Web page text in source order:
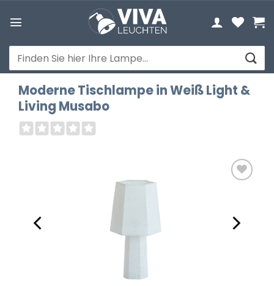
Inhalt
Suchen
nach:
Moderne Tischlampe in Weiß Light &
Living Musabo